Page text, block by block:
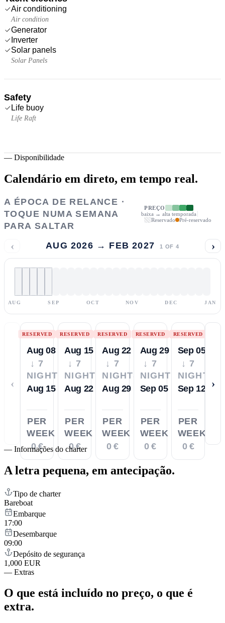
Air conditioning
Air condition
Generator
Inverter
Solar panels
Solar Panels
Safety
Life buoy
Life Raft
— Disponibilidade
Calendário em direto, em tempo real.
A ÉPOCA DE RELANCE ·
TOQUE NUMA SEMANA
PARA SALTAR
PREÇO
baixa → alta temporada
Reservado
Pré-reservado
‹ AUG 2026 → FEB 2027 1 OF 4 ›
AUG SEP OCT NOV DEC JAN
‹
RESERVED
Aug 08
↓ 7
NIGHTS
Aug 15
PER
WEEK
0 €
RESERVED
Aug 15
↓ 7
NIGHTS
Aug 22
PER
WEEK
0 €
RESERVED
Aug 22
↓ 7
NIGHTS
Aug 29
PER
WEEK
0 €
RESERVED
Aug 29
↓ 7
NIGHTS
Sep 05
PER
WEEK
0 €
RESERVED
Sep 05
↓ 7
NIGHTS
Sep 12
PER
WEEK
0 €
›
— Informações do charter
A letra pequena, em antecipação.
Tipo de charter
Bareboat
Embarque
17:00
Desembarque
09:00
Depósito de segurança
1,000 EUR
— Extras
O que está incluído no preço, o que é
extra.